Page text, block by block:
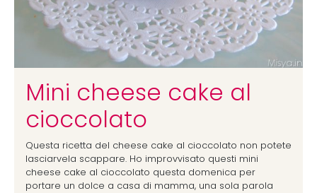
Mini cheese cake al
cioccolato
Questa ricetta del cheese cake al cioccolato non potete
lasciarvela scappare. Ho improvvisato questi mini
cheese cake al cioccolato questa domenica per
portare un dolce a casa di mamma, una sola parola